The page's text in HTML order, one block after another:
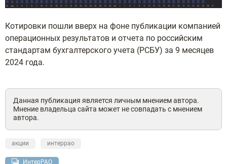
Котировки пошли вверх на фоне публикации компанией
операционных результатов и отчета по российским
стандартам бухгалтерского учета (РСБУ) за 9 месяцев
2024 года.
Данная публикация является личным мнением автора.
Мнение владельца сайта может не совпадать с мнением
автора.
акции интеррао
ИнтерРАО